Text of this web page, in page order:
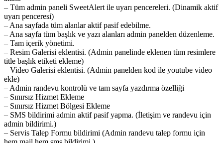
– Tüm admin paneli SweetAlert ile uyarı pencereleri. (Dinamik aktif
uyarı penceresi)
– Ana sayfada tüm alanlar aktif pasif edebilme.
– Ana sayfa tüm başlık ve yazı alanları admin panelden düzenleme.
– Tam içerik yönetimi.
– Resim Galerisi eklentisi. (Admin panelinde eklenen tüm resimlere
title başlık etiketi ekleme)
– Video Galerisi eklentisi. (Admin panelden kod ile youtube video
ekle)
– Admin randevu kontrolü ve tam sayfa yazdırma özelliği
– Sınırsız Hizmet Ekleme
– Sınırsız Hizmet Bölgesi Ekleme
– SMS bildirimi admin aktif pasif yapma. (İletişim ve randevu için
admin bildirimi.)
– Servis Talep Formu bildirimi (Admin randevu talep formu için